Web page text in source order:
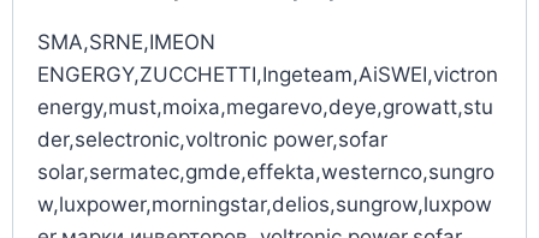
SMA,SRNE,IMEON
ENGERGY,ZUCCHETTI,Ingeteam,AiSWEI,victron
energy,must,moixa,megarevo,deye,growatt,stu
der,selectronic,voltronic power,sofar
solar,sermatec,gmde,effekta,westernco,sungro
w,luxpower,morningstar,delios,sungrow,luxpow